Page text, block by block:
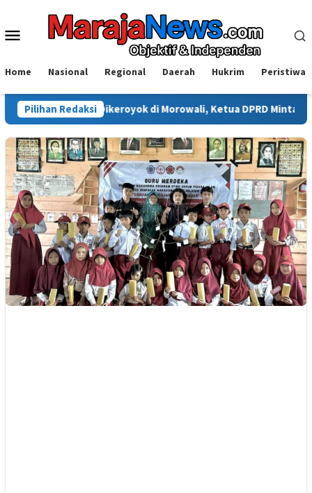
konten
Menu
Home Nasional Regional Daerah Hukrim Peristiwa
Pilihan Redaksi
Dikeroyok di Morowali, Ketua DPRD Minta Kasus Diusut